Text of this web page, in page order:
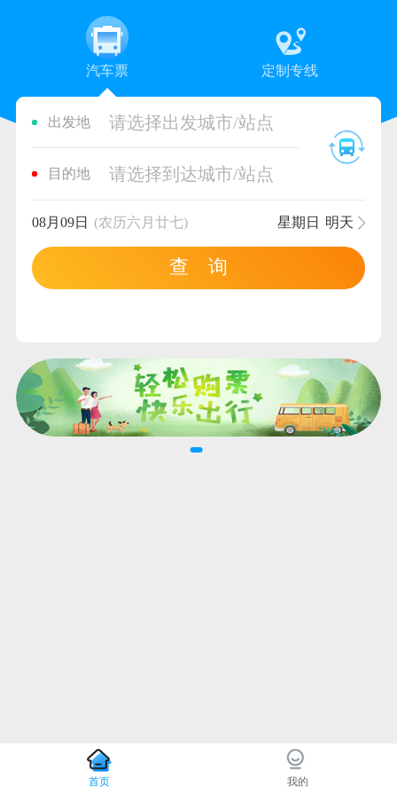
汽车票 定制专线
出发地 请选择出发城市/站点
目的地 请选择到达城市/站点
08月09日 (农历六月廿七) 星期日 明天
查 询
首页 我的